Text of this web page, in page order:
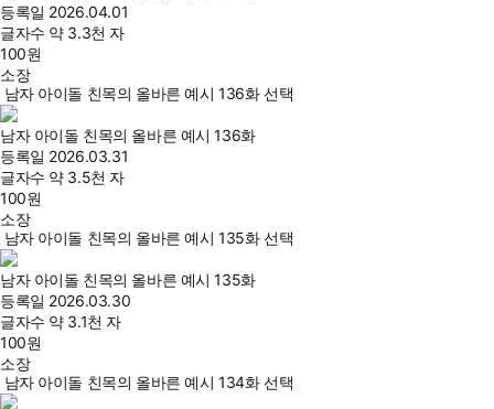
등록일 2026.04.01
글자수 약 3.3천 자
100원
소장
남자 아이돌 친목의 올바른 예시 136화 선택
남자 아이돌 친목의 올바른 예시 136화
등록일 2026.03.31
글자수 약 3.5천 자
100원
소장
남자 아이돌 친목의 올바른 예시 135화 선택
남자 아이돌 친목의 올바른 예시 135화
등록일 2026.03.30
글자수 약 3.1천 자
100원
소장
남자 아이돌 친목의 올바른 예시 134화 선택